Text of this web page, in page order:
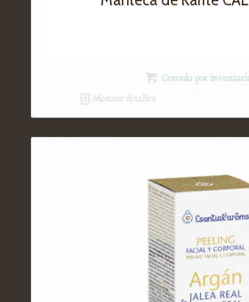
Cerrado por
Mostrar detalles